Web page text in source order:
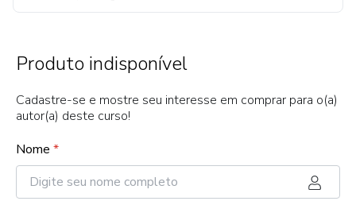
Produto indisponível
Cadastre-se e mostre seu interesse em comprar para o(a)
autor(a) deste curso!
Nome *